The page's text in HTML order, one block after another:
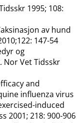
1995; 108:
av hund
147-54
og
Nor Vet Tidsskr
and
influenza virus
induced
2001; 218: 900-906